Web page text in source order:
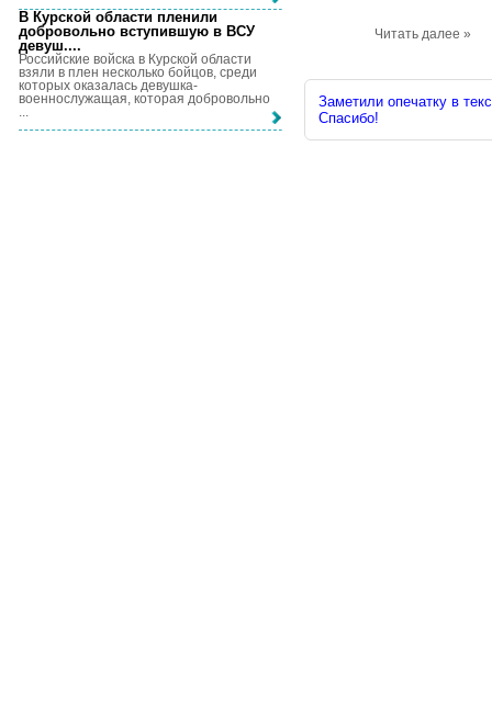
Читать далее »
Заметили опечатку в
Спасибо!
В Курской области пленили
добровольно вступившую в ВСУ
девуш....
Российские войска в Курской области
взяли в плен несколько бойцов, среди
которых оказалась девушка-
военнослужащая, которая добровольно
...